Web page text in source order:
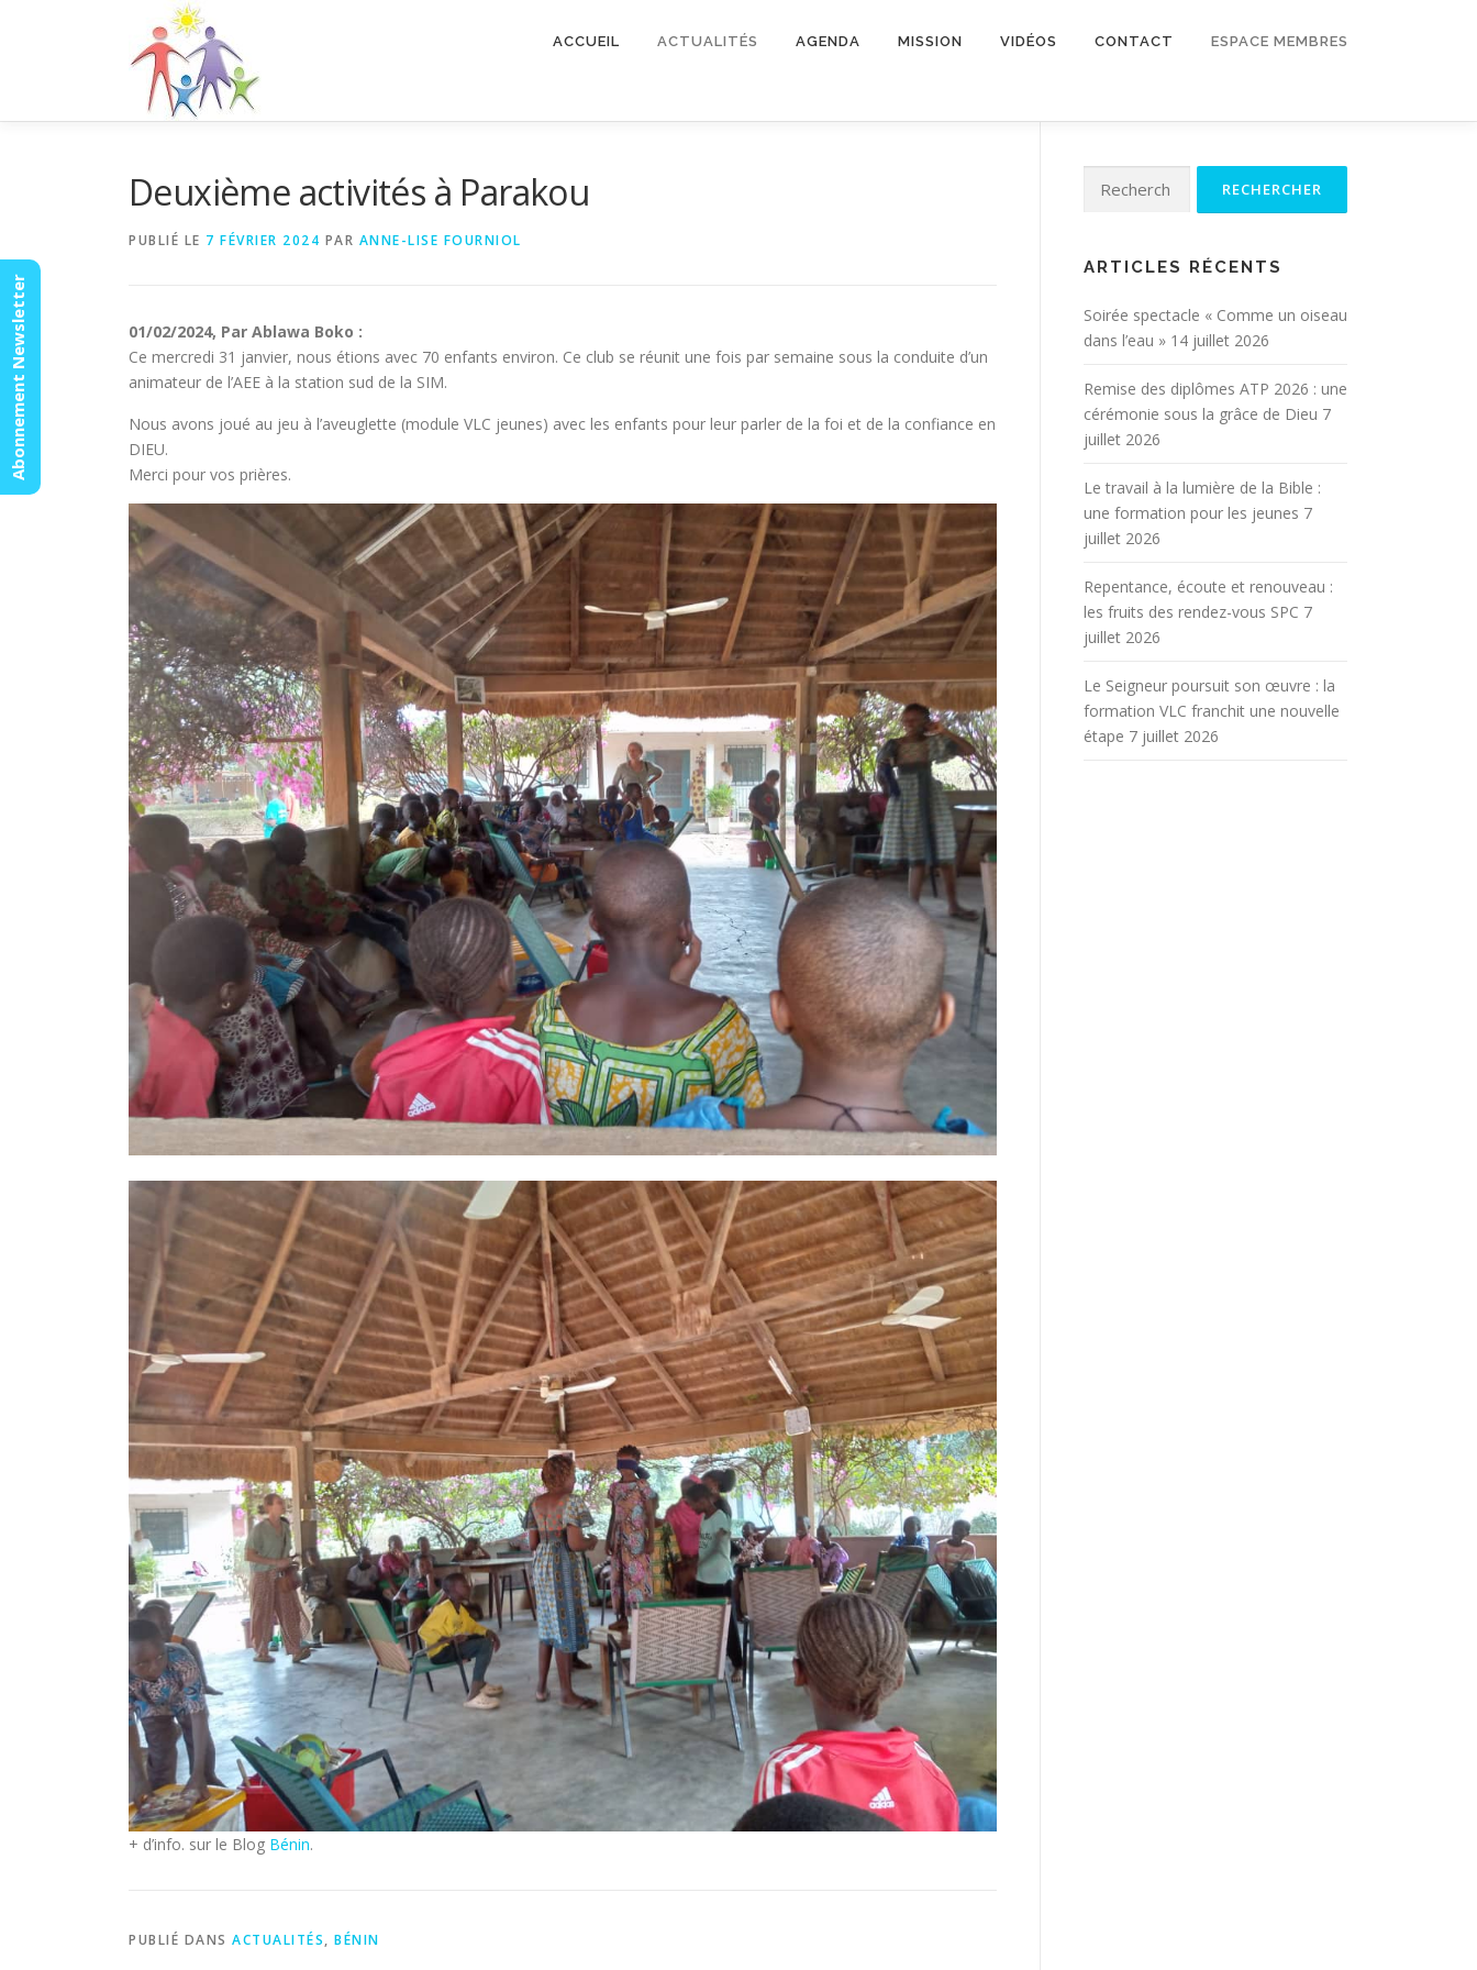
ACCUEIL ACTUALITÉS AGENDA MISSION VIDÉOS CONTACT ESPACE MEMBRES
Deuxième activités à Parakou
PUBLIÉ LE 7 FÉVRIER 2024 PAR ANNE-LISE FOURNIOL
01/02/2024, Par Ablawa Boko :
Ce mercredi 31 janvier, nous étions avec 70 enfants environ. Ce club se réunit une fois par semaine sous la conduite d’un
animateur de l’AEE à la station sud de la SIM.
Nous avons joué au jeu à l’aveuglette (module VLC jeunes) avec les enfants pour leur parler de la foi et de la confiance en
DIEU.
Merci pour vos prières.
+ d’info. sur le Blog Bénin.
PUBLIÉ DANS ACTUALITÉS, BÉNIN
ARTICLES RÉCENTS
Soirée spectacle « Comme un oiseau
dans l’eau » 14 juillet 2026
Remise des diplômes ATP 2026 : une
cérémonie sous la grâce de Dieu 7
juillet 2026
Le travail à la lumière de la Bible :
une formation pour les jeunes 7
juillet 2026
Repentance, écoute et renouveau :
les fruits des rendez-vous SPC 7
juillet 2026
Le Seigneur poursuit son œuvre : la
formation VLC franchit une nouvelle
étape 7 juillet 2026
Abonnement Newsletter